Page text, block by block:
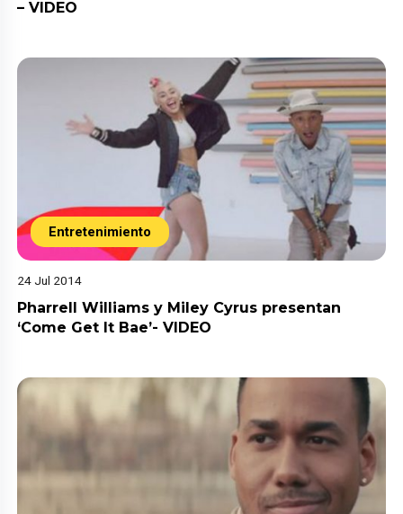
– VIDEO
Entretenimiento
24 Jul 2014
Pharrell Williams y Miley Cyrus presentan
‘Come Get It Bae’- VIDEO